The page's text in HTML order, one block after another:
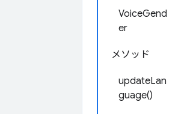
VoiceGend
er
メソッド
updateLan
guage()